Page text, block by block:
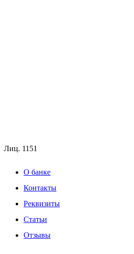
Лиц. 1151
О банке
Контакты
Реквизиты
Статьи
Отзывы